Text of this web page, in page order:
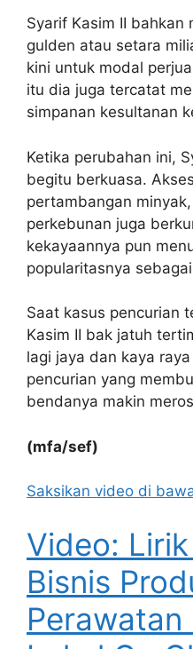
Syarif Kasim II bahkan
gulden atau setara
kini untuk modal
itu dia juga tercatat
simpanan kesultanan
Ketika perubahan ini,
begitu berkuasa.
pertambangan
perkebunan juga
kekayaannya pun
popularitasnya
Saat kasus pencurian
Kasim II bak jatuh
lagi jaya dan kaya
pencurian yang
bendanya makin
(mfa/sef)
Saksikan video di
Video:
Bisnis
Perawatan